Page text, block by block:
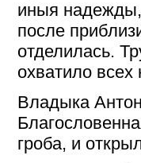
иныя
после
отделилась.
охватило всех
Владыка
гроба, и